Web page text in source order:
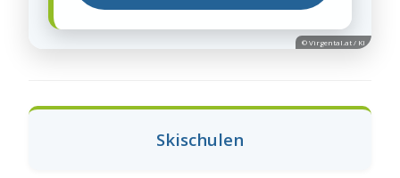
© Virgental.at / KI
Skischulen